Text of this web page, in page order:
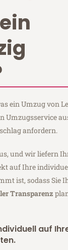
ein Umzug von
Umzugsservice
anfordern.
und wir liefern
auf Ihre
ist, sodass Sie
Transparenz
auf